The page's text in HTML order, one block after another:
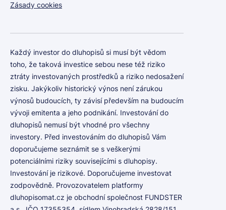
Zásady cookies
Každý investor do dluhopisů si musí být vědom
toho, že taková investice sebou nese též riziko
ztráty investovaných prostředků a riziko nedosažení
zisku. Jakýkoliv historický výnos není zárukou
výnosů budoucích, ty závisí především na budoucím
vývoji emitenta a jeho podnikání. Investování do
dluhopisů nemusí být vhodné pro všechny
investory. Před investováním do dluhopisů Vám
doporučujeme seznámit se s veškerými
potenciálními riziky souvisejícími s dluhopisy.
Investování je rizikové. Doporučujeme investovat
zodpovědně. Provozovatelem platformy
dluhopisomat.cz je obchodní společnost FUNDSTER